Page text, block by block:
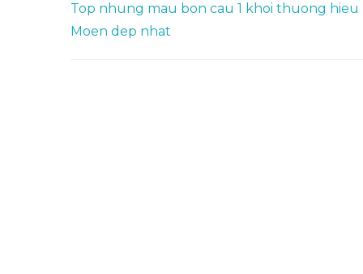
Top nhung mau bon cau 1 khoi thuong hieu
Moen dep nhat